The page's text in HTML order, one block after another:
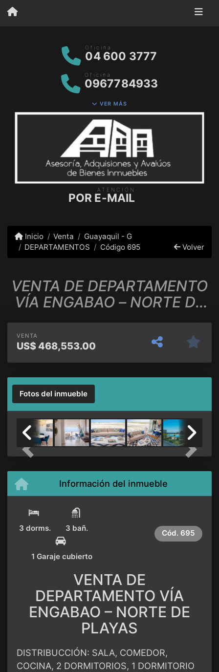
Oficina
04 600 3777
Oficina
0967784933
VER MÁS
ATENCIÓN
POR E-MAIL
Inicio Venta
Guayaquil - G
DEPARTAMENTOS
Código 695 Volver
VENTA DE DEPARTAMENTO
VÍA ENGABAO – NORTE DE
PLAYAS
VENTA
US$ 468,553.00
Fotos del inmueble
Previous Next
Información del inmueble
3 dorms. 3 bañ.
1 Garaje cubierto
Cód. 695
VENTA DE
DEPARTAMENTO VÍA
ENGABAO – NORTE DE
PLAYAS
DISTRIBUCCIÓN: SALA, COMEDOR,
COCINA, 2 DORMITORIOS, 1 DORMITORIO